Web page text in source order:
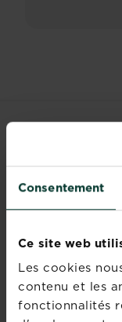
Consentement
Ce site web
Les cookies
contenu et les
fonctionnalités